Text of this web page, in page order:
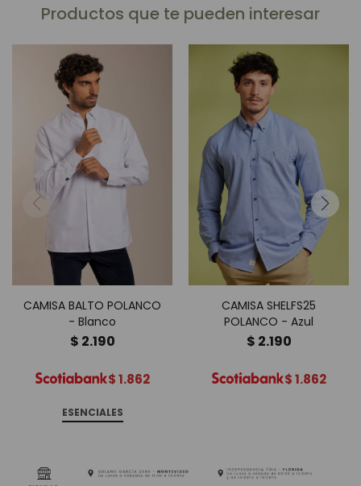
Productos que te pueden interesar
CAMISA BALTO POLANCO
- Blanco
$ 2.190
$1.862
ESENCIALES
CAMISA SHELFS25
POLANCO - Azul
$ 2.190
$1.862